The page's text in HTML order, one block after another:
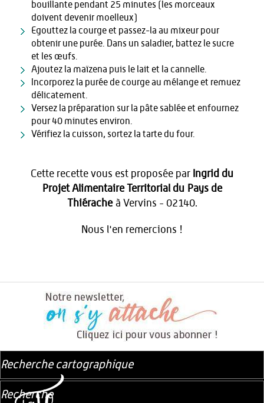
bouillante pendant 25 minutes (les morceaux
doivent devenir moelleux)
Egouttez la courge et passez-la au mixeur pour
obtenir une purée. Dans un saladier, battez le sucre
et les œufs.
Ajoutez la maïzena puis le lait et la cannelle.
Incorporez la purée de courge au mélange et remuez
délicatement.
Versez la préparation sur la pâte sablée et enfournez
pour 40 minutes environ.
Vérifiez la cuisson, sortez la tarte du four.
Cette recette vous est proposée par Ingrid du
Projet Alimentaire Territorial du Pays de
Thiéracheà Vervins - 02140.
Nous l'en remercions !
Recherche cartographique
Recherche